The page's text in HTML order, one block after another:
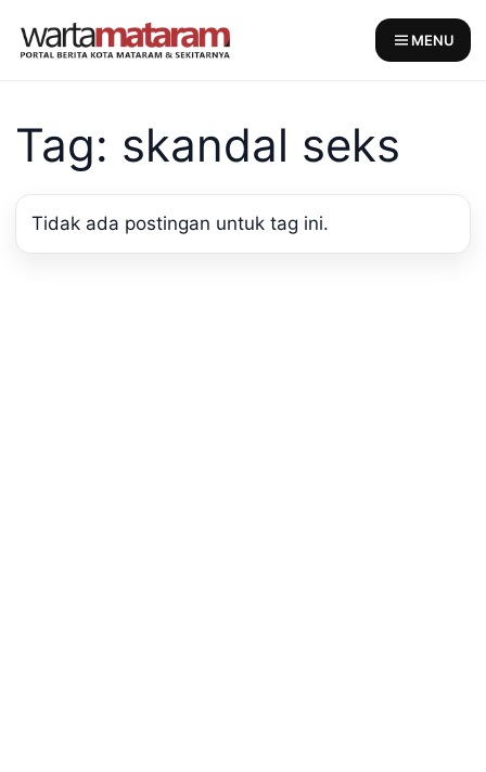
MENU
Tag: skandal seks
Tidak ada postingan untuk tag ini.